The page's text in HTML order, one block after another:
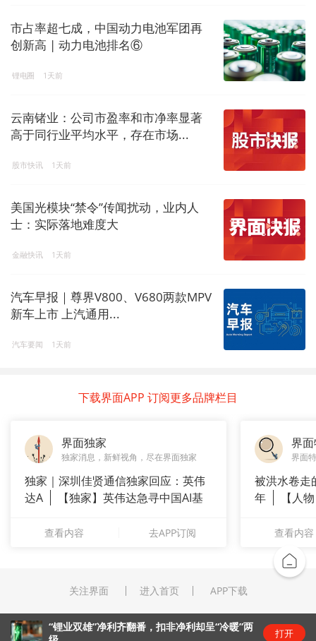
市占率超七成，中国动力电池军团再
创新高 | 动力电池排名⑥
锂电圈 1天前
云南锗业：公司市盈率和市净率显著
高于同行业平均水平，存在市场...
股市快讯 1天前
美国光模块“禁令”传闻扰动，业内人
士：实际落地难度大
金融快讯 1天前
汽车早报｜尊界V800、V680两款MPV
新车上市 上汽通用...
汽车要闻 1天前
下载界面APP 订阅更多品牌栏目
界面独家
独家消息，新鲜视角，尽在界面独家
独家｜深圳佳贤通信独家回应：英伟
达A
【独家】英伟达急寻中国AI基
查看内容 去APP订阅
界
界面
被洪水卷走
年
【人
查看内容
关注界面 进入首页 APP下载
“锂业双雄”净利齐翻番，扣非净利却呈“冷暖”两
打开